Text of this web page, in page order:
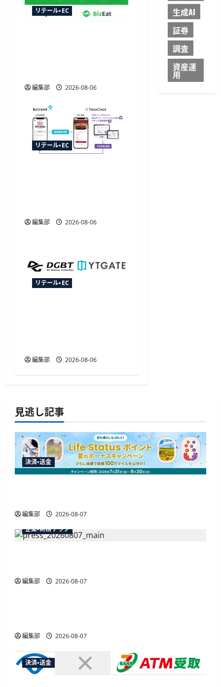
リテール・EC
編集部 2026-08-06
リテール・EC
編集部 2026-08-06
リテール・EC
編集部 2026-08-06
生成AI
証券
調査
資産運
用
見逃し記事
決済・送金
編集部
2026-08-07
企業・財務テック
編集部 2026-08-07
広告
編集部 2026-08-07
決済・送金